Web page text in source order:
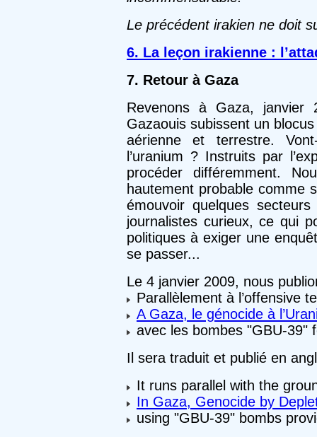
Le précédent irakien ne doit
6. La leçon irakienne :
7. Retour à Gaza
Revenons à Gaza, janvier
Gazaouis subissent un
aérienne et terrestre.
l’uranium ? Instruits par
procéder différemment.
hautement probable comme
émouvoir quelques
journalistes curieux, ce qui
politiques à exiger une
se passer...
Le 4 janvier 2009, nous
Parallèlement à l’offensive
A Gaza, le génocide à
avec les bombes "GBU-39"
Il sera traduit et publié en
It runs parallel with the
In Gaza, Genocide by
using "GBU-39" bombs